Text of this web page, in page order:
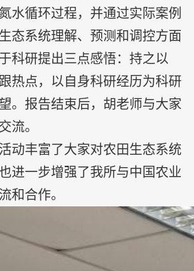
水循环过程，并通过实际案例
态系统理解、预测和调控方面
科研提出三点感悟：持之以
热点，以自身科研经历为科研
。报告结束后，胡老师与大家
流。
动丰富了大家对农田生态系统
进一步增强了我所与中国农业
和合作。